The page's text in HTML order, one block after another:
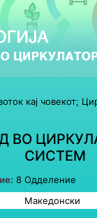
кај човекот;
ВО
СИСТЕМ
8 Одделение
Македонски